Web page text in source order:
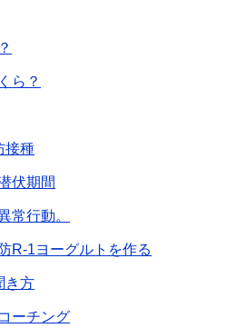
ら？
接種
伏期間
常行動。
R-1ヨーグルトを作る
き方
ーチング